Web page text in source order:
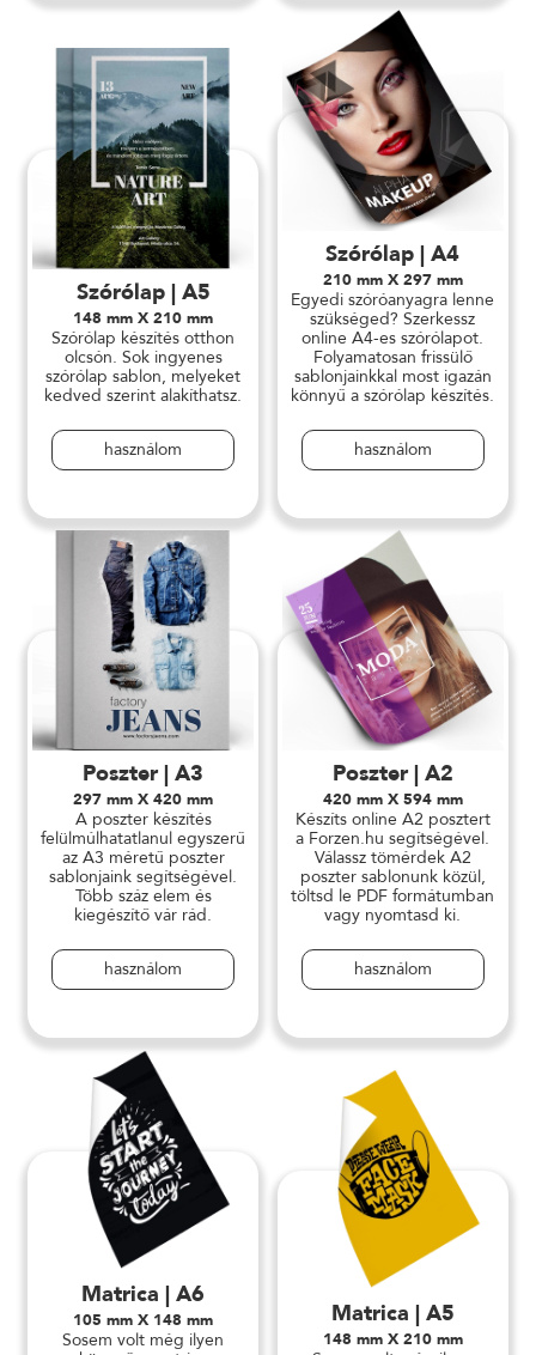
Szórólap | A5
148 mm X 210 mm
Szórólap készítés otthon
olcsón. Sok ingyenes
szórólap sablon, melyeket
kedved szerint alakíthatsz.
használom
Szórólap | A4
210 mm X 297 mm
Egyedi szóróanyagra lenne
szükséged? Szerkessz
online A4-es szórólapot.
Folyamatosan frissülő
sablonjainkkal most igazán
könnyű a szórólap készítés.
használom
Poszter | A3
297 mm X 420 mm
A poszter készítés
felülmúlhatatlanul egyszerű
az A3 méretű poszter
sablonjaink segítségével.
Több száz elem és
kiegészítő vár rád.
használom
Poszter | A2
420 mm X 594 mm
Készíts online A2 posztert
a Forzen.hu segítségével.
Válassz tömérdek A2
poszter sablonunk közül,
töltsd le PDF formátumban
vagy nyomtasd ki.
használom
Matrica | A6
105 mm X 148 mm
Sosem volt még ilyen
Matrica | A5
148 mm X 210 mm